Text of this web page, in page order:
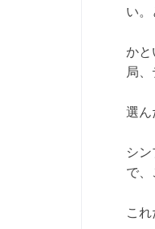
い。
かと
局
選ん
シ
で、
こ